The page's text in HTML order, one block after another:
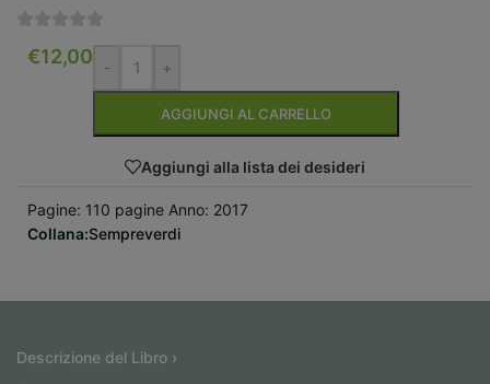
€12,00 - +
AGGIUNGI AL CARRELLO
Aggiungi alla lista dei desideri
Pagine: 110 pagine Anno: 2017
Collana:Sempreverdi
Descrizione del Libro ›